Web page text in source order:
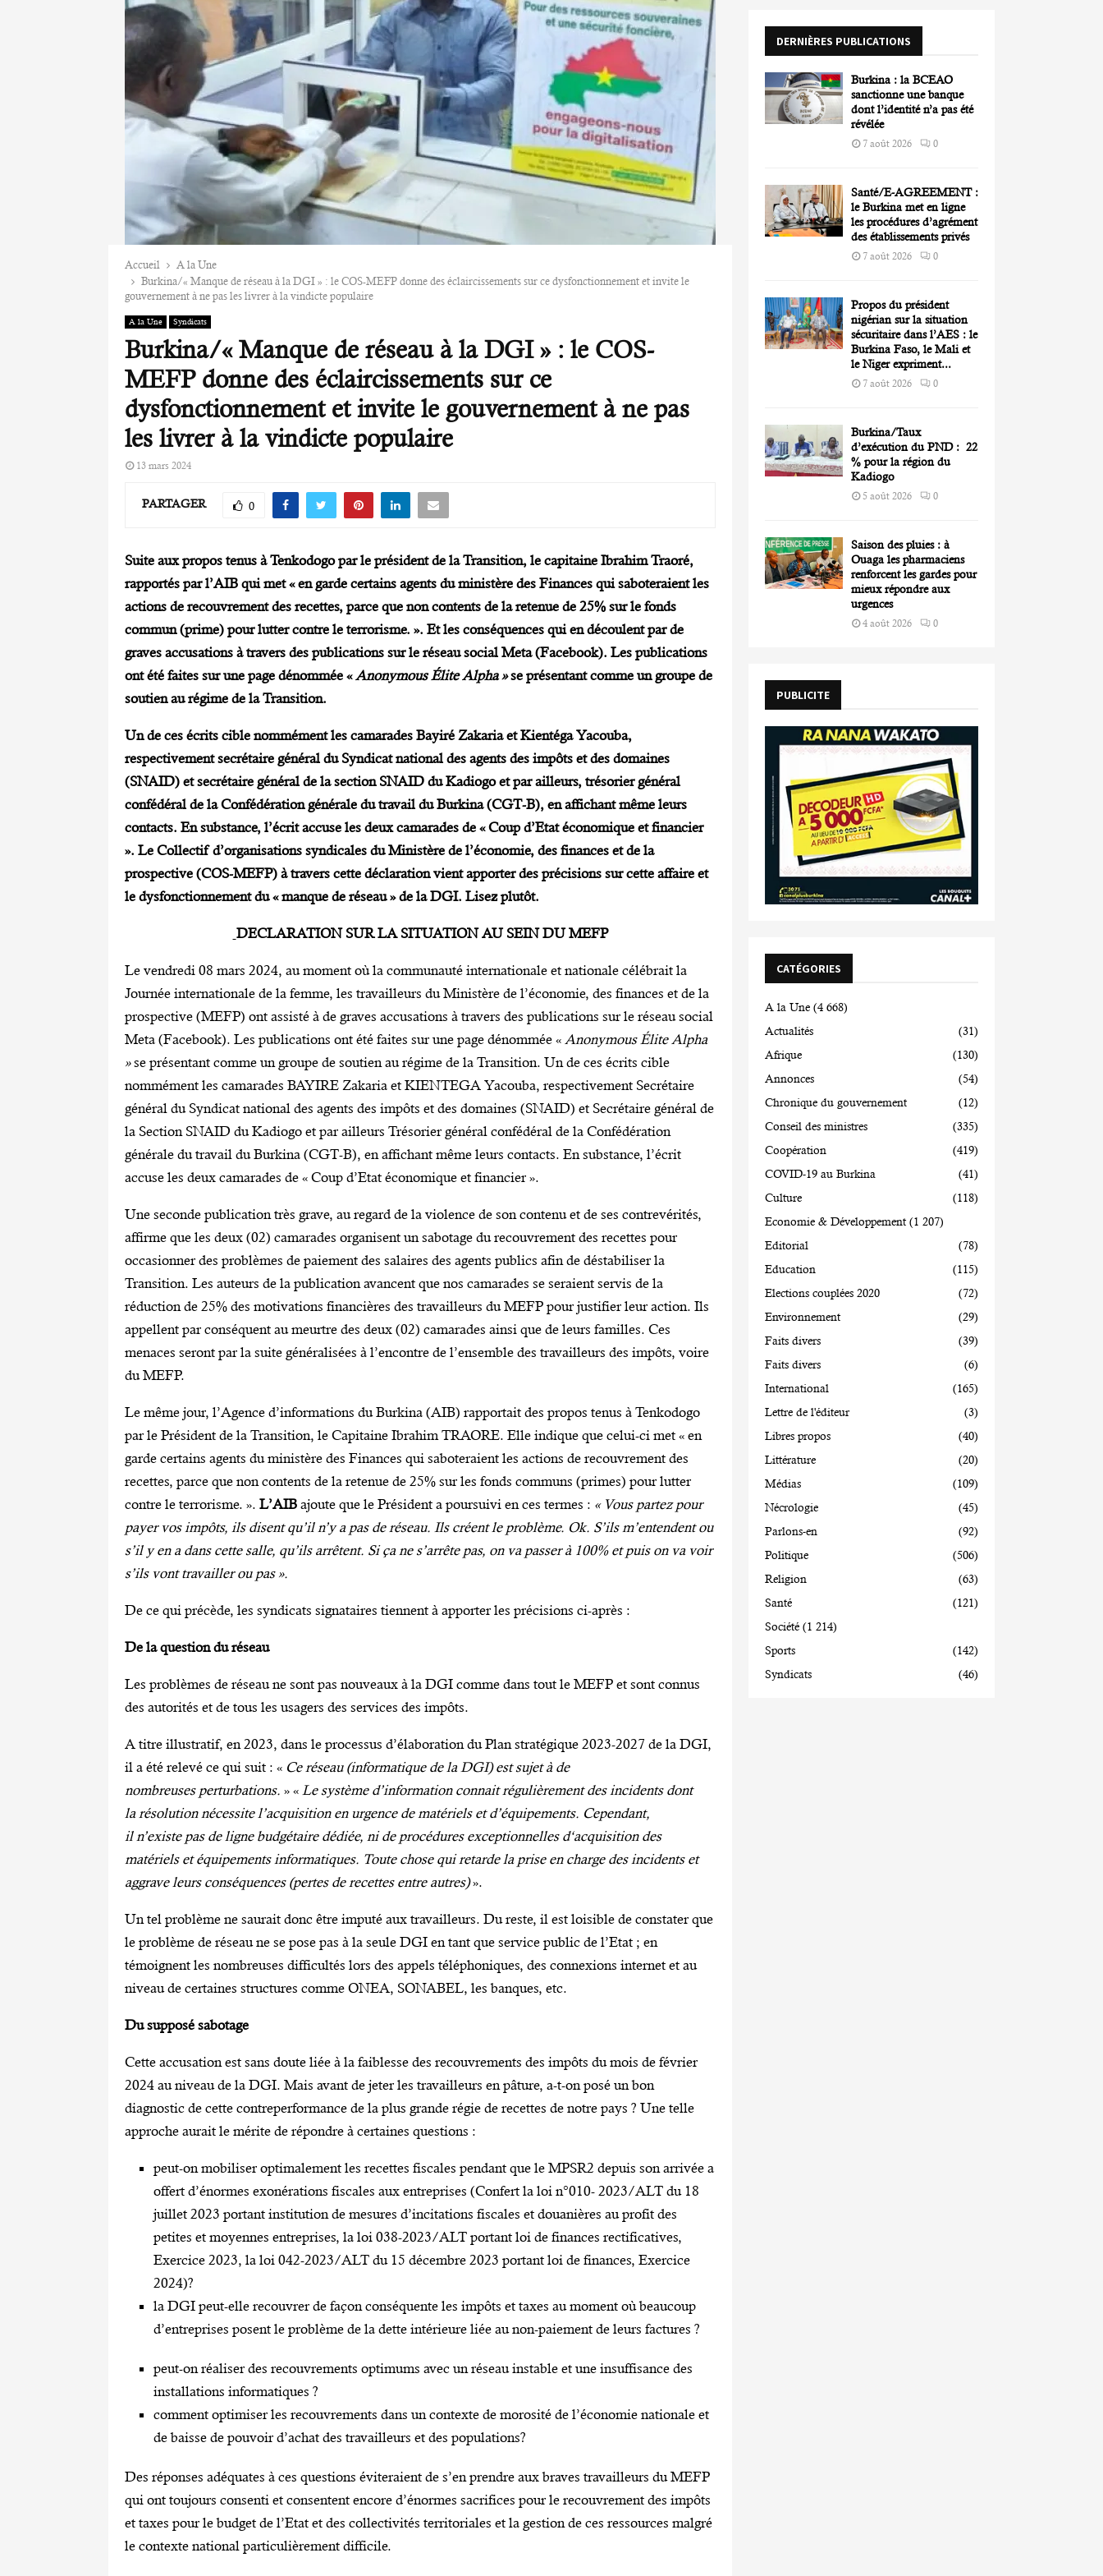
Accueil
A la Une
Burkina/« Manque de réseau à la DGI » : le COS-MEFP donne des éclaircissements sur ce dysfonctionnement et invite le
gouvernement à ne pas les livrer à la vindicte populaire
A la Une Syndicats
Burkina/« Manque de réseau à la DGI » : le COS-
MEFP donne des éclaircissements sur ce
dysfonctionnement et invite le gouvernement à ne pas
les livrer à la vindicte populaire
13 mars 2024
PARTAGER 0
Suite aux propos tenus à Tenkodogo par le président de la Transition, le capitaine Ibrahim Traoré,
rapportés par l’AIB qui met « en garde certains agents du ministère des Finances qui saboteraient les
actions de recouvrement des recettes, parce que non contents de la retenue de 25% sur le fonds
commun (prime) pour lutter contre le terrorisme. ». Et les conséquences qui en découlent par de
graves accusations à travers des publications sur le réseau social Meta (Facebook). Les publications
ont été faites sur une page dénommée «Anonymous Élite Alpha »se présentant comme un groupe de
soutien au régime de la Transition.
Un de ces écrits cible nommément les camarades Bayiré Zakaria et Kientéga Yacouba,
respectivement secrétaire général du Syndicat national des agents des impôts et des domaines
(SNAID) et secrétaire général de la section SNAID du Kadiogo et par ailleurs, trésorier général
confédéral de la Confédération générale du travail du Burkina (CGT-B), en affichant même leurs
contacts. En substance, l’écrit accuse les deux camarades de « Coup d’Etat économique et financier
». Le Collectif d’organisations syndicales du Ministère de l’économie, des finances et de la
prospective (COS-MEFP) à travers cette déclaration vient apporter des précisions sur cette affaire et
le dysfonctionnement du « manque de réseau » de la DGI. Lisez plutôt.
DECLARATION SUR LA SITUATION AU SEIN DU MEFP
Le vendredi 08 mars 2024, au moment où la communauté internationale et nationale célébrait la
Journée internationale de la femme, les travailleurs du Ministère de l’économie, des finances et de la
prospective (MEFP) ont assisté à de graves accusations à travers des publications sur le réseau social
Meta (Facebook). Les publications ont été faites sur une page dénommée « Anonymous Élite Alpha
»se présentant comme un groupe de soutien au régime de la Transition. Un de ces écrits cible
nommément les camarades BAYIRE Zakaria et KIENTEGA Yacouba, respectivement Secrétaire
général du Syndicat national des agents des impôts et des domaines (SNAID) et Secrétaire général de
la Section SNAID du Kadiogo et par ailleurs Trésorier général confédéral de la Confédération
générale du travail du Burkina (CGT-B), en affichant même leurs contacts. En substance, l’écrit
accuse les deux camarades de « Coup d’Etat économique et financier ».
Une seconde publication très grave, au regard de la violence de son contenu et de ses contrevérités,
affirme que les deux (02) camarades organisent un sabotage du recouvrement des recettes pour
occasionner des problèmes de paiement des salaires des agents publics afin de déstabiliser la
Transition. Les auteurs de la publication avancent que nos camarades se seraient servis de la
réduction de 25% des motivations financières des travailleurs du MEFP pour justifier leur action. Ils
appellent par conséquent au meurtre des deux (02) camarades ainsi que de leurs familles. Ces
menaces seront par la suite généralisées à l’encontre de l’ensemble des travailleurs des impôts, voire
du MEFP.
Le même jour, l’Agence d’informations du Burkina (AIB) rapportait des propos tenus à Tenkodogo
par le Président de la Transition, le Capitaine Ibrahim TRAORE. Elle indique que celui-ci met « en
garde certains agents du ministère des Finances qui saboteraient les actions de recouvrement des
recettes, parce que non contents de la retenue de 25% sur les fonds communs (primes) pour lutter
contre le terrorisme. ». L’AIB ajoute que le Président a poursuivi en ces termes : « Vous partez pour
payer vos impôts, ils disent qu’il n’y a pas de réseau. Ils créent le problème. Ok. S’ils m’entendent ou
s’il y en a dans cette salle, qu’ils arrêtent. Si ça ne s’arrête pas, on va passer à 100% et puis on va voir
s’ils vont travailler ou pas ».
De ce qui précède, les syndicats signataires tiennent à apporter les précisions ci-après :
De la question du réseau
Les problèmes de réseau ne sont pas nouveaux à la DGI comme dans tout le MEFP et sont connus
des autorités et de tous les usagers des services des impôts.
A titre illustratif, en 2023, dans le processus d’élaboration du Plan stratégique 2023-2027 de la DGI,
il a été relevé ce qui suit : « Ce réseau (informatique de la DGI) est sujet à de
nombreuses perturbations. » « Le système d’information connait régulièrement des incidents dont
la résolution nécessite l’acquisition en urgence de matériels et d’équipements. Cependant,
il n’existe pas de ligne budgétaire dédiée, ni de procédures exceptionnelles d‘acquisition des
matériels et équipements informatiques. Toute chose qui retarde la prise en charge des incidents et
aggrave leurs conséquences (pertes de recettes entre autres)».
Un tel problème ne saurait donc être imputé aux travailleurs. Du reste, il est loisible de constater que
le problème de réseau ne se pose pas à la seule DGI en tant que service public de l’Etat ; en
témoignent les nombreuses difficultés lors des appels téléphoniques, des connexions internet et au
niveau de certaines structures comme ONEA, SONABEL, les banques, etc.
Du supposé sabotage
Cette accusation est sans doute liée à la faiblesse des recouvrements des impôts du mois de février
2024 au niveau de la DGI. Mais avant de jeter les travailleurs en pâture, a-t-on posé un bon
diagnostic de cette contreperformance de la plus grande régie de recettes de notre pays ? Une telle
approche aurait le mérite de répondre à certaines questions :
peut-on mobiliser optimalement les recettes fiscales pendant que le MPSR2 depuis son arrivée a
offert d’énormes exonérations fiscales aux entreprises (Confert la loi n°010- 2023/ALT du 18
juillet 2023 portant institution de mesures d’incitations fiscales et douanières au profit des
petites et moyennes entreprises, la loi 038-2023/ALT portant loi de finances rectificatives,
Exercice 2023, la loi 042-2023/ALT du 15 décembre 2023 portant loi de finances, Exercice
2024)?
la DGI peut-elle recouvrer de façon conséquente les impôts et taxes au moment où beaucoup
d’entreprises posent le problème de la dette intérieure liée au non-paiement de leurs factures ?
peut-on réaliser des recouvrements optimums avec un réseau instable et une insuffisance des
installations informatiques ?
comment optimiser les recouvrements dans un contexte de morosité de l’économie nationale et
de baisse de pouvoir d’achat des travailleurs et des populations?
Des réponses adéquates à ces questions éviteraient de s’en prendre aux braves travailleurs du MEFP
qui ont toujours consenti et consentent encore d’énormes sacrifices pour le recouvrement des impôts
et taxes pour le budget de l’Etat et des collectivités territoriales et la gestion de ces ressources malgré
le contexte national particulièrement difficile.
r
H
DERNIÈRES PUBLICATIONS
Burkina : la BCEAO
sanctionne une banque
dont l’identité n’a pas été
révélée
7 août 2026 0
Santé/E-AGREEMENT :
le Burkina met en ligne
les procédures d’agrément
des établissements privés
7 août 2026 0
Propos du président
nigérian sur la situation
sécuritaire dans l’AES : le
Burkina Faso, le Mali et
le Niger expriment...
7 août 2026 0
Burkina/Taux
d’exécution du PND : 22
% pour la région du
Kadiogo
5 août 2026 0
Saison des pluies : à
Ouaga les pharmaciens
renforcent les gardes pour
mieux répondre aux
urgences
4 août 2026 0
PUBLICITE
CATÉGORIES
A la Une (4 668)
Actualités
(31)
Afrique
(130)
Annonces
(54)
Chronique du gouvernement
(12)
Conseil des ministres
(335)
Coopération
(419)
COVID-19 au Burkina
(41)
Culture
(118)
Economie & Développement (1 207)
Editorial
(78)
Education
(115)
Elections couplées 2020
(72)
Environnement
(29)
Faits divers
(39)
Faits divers
(6)
International
(165)
Lettre de l'éditeur
(3)
Libres propos
(40)
Littérature
(20)
Médias
(109)
Nécrologie
(45)
Parlons-en
(92)
Politique
(506)
Religion
(63)
Santé
(121)
Société (1 214)
Sports
(142)
Syndicats
(46)